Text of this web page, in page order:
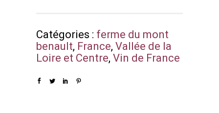
Catégories : ferme du mont
benault, France, Vallée de la
Loire et Centre, Vin de France